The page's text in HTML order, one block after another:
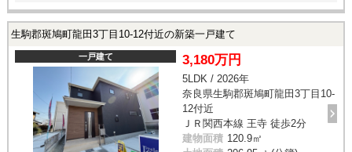
生駒郡斑鳩町龍田3丁目10-12付近の新築一戸建て
一戸建て 3,180万円
5LDK / 2026年
奈良県生駒郡斑鳩町龍田3丁目10-
12付近
ＪＲ関西本線 王寺 徒歩2分
建物面積 120.9㎡